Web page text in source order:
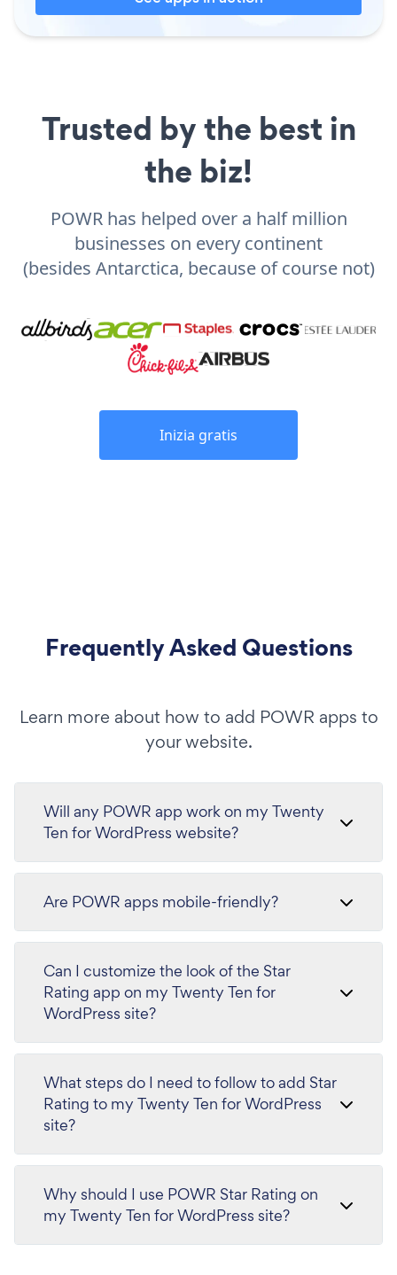
Trusted by the best in
the biz!
POWR has helped over a half million
businesses on every continent
(besides Antarctica, because of course not)
Inizia gratis
Frequently Asked Questions
Learn more about how to add POWR apps to
your website.
Will any POWR app work on my Twenty
Ten for WordPress website?
Are POWR apps mobile-friendly?
Can I customize the look of the Star
Rating app on my Twenty Ten for
WordPress site?
What steps do I need to follow to add Star
Rating to my Twenty Ten for WordPress
site?
Why should I use POWR Star Rating on
my Twenty Ten for WordPress site?